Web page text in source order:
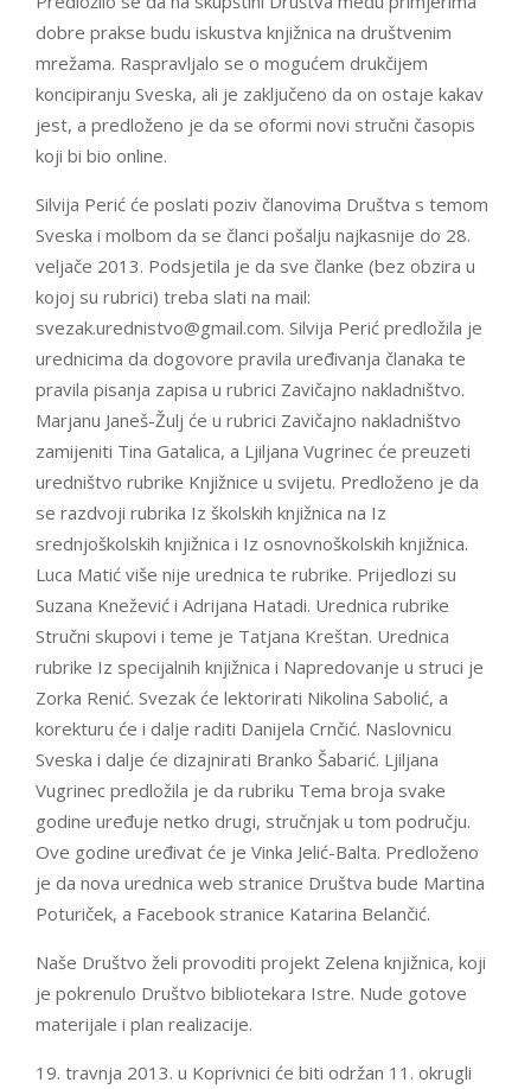
dobre prakse budu iskustva knjižnica na društvenim
mrežama. Raspravljalo se o mogućem drukčijem
koncipiranju Sveska, ali je zaključeno da on ostaje kakav
jest, a predloženo je da se oformi novi stručni časopis
koji bi bio online.
Silvija Perić će poslati poziv članovima Društva s temom
Sveska i molbom da se članci pošalju najkasnije do 28.
veljače 2013. Podsjetila je da sve članke (bez obzira u
kojoj su rubrici) treba slati na mail:
svezak.urednistvo@gmail.com. Silvija Perić predložila je
urednicima da dogovore pravila uređivanja članaka te
pravila pisanja zapisa u rubrici Zavičajno nakladništvo.
Marjanu Janeš-Žulj će u rubrici Zavičajno nakladništvo
zamijeniti Tina Gatalica, a Ljiljana Vugrinec će preuzeti
uredništvo rubrike Knjižnice u svijetu. Predloženo je da
se razdvoji rubrika Iz školskih knjižnica na Iz
srednjoškolskih knjižnica i Iz osnovnoškolskih knjižnica.
Luca Matić više nije urednica te rubrike. Prijedlozi su
Suzana Knežević i Adrijana Hatadi. Urednica rubrike
Stručni skupovi i teme je Tatjana Kreštan. Urednica
rubrike Iz specijalnih knjižnica i Napredovanje u struci je
Zorka Renić. Svezak će lektorirati Nikolina Sabolić, a
korekturu će i dalje raditi Danijela Crnčić. Naslovnicu
Sveska i dalje će dizajnirati Branko Šabarić. Ljiljana
Vugrinec predložila je da rubriku Tema broja svake
godine uređuje netko drugi, stručnjak u tom području.
Ove godine uređivat će je Vinka Jelić-Balta. Predloženo
je da nova urednica web stranice Društva bude Martina
Poturiček, a Facebook stranice Katarina Belančić.
Naše Društvo želi provoditi projekt Zelena knjižnica, koji
je pokrenulo Društvo bibliotekara Istre. Nude gotove
materijale i plan realizacije.
19. travnja 2013. u Koprivnici će biti održan 11. okrugli